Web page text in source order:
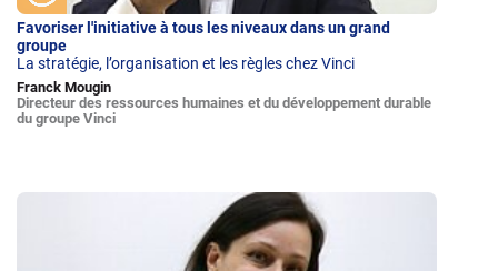
Favoriser l'initiative à tous les niveaux dans un grand
groupe
La stratégie, l’organisation et les règles chez Vinci
Franck Mougin
Directeur des ressources humaines et du développement durable
du groupe Vinci